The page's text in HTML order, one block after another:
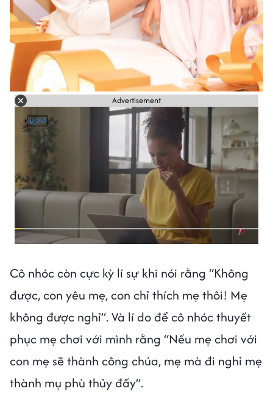
Advertisement
Cô nhóc còn cực kỳ lí sự khi nói rằng “Không
được, con yêu mẹ, con chỉ thích mẹ thôi! Mẹ
không được nghỉ”. Và lí do để cô nhóc thuyết
phục mẹ chơi với mình rằng “Nếu mẹ chơi với
con mẹ sẽ thành công chúa, mẹ mà đi nghỉ mẹ
thành mụ phù thủy đấy”.